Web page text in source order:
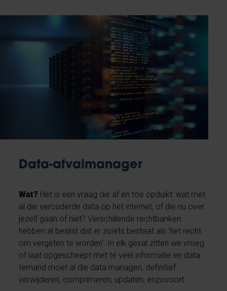
Data-afvalmanager
Wat? Het is een vraag die af en toe opduikt: wat met
al die verouderde data op het internet, of die nu over
jezelf gaan of niet? Verschillende rechtbanken
hebben al beslist dat er zoiets bestaat als 'het recht
om vergeten te worden'. In elk geval zitten we vroeg
of laat opgescheept met té veel informatie en data.
Iemand moet al die data managen, definitief
verwijderen, comprimeren, updaten, enzovoort.